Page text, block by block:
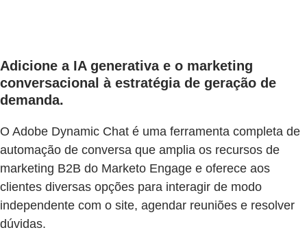
Adicione a IA generativa e o marketing
conversacional à estratégia de geração de
demanda.
O Adobe Dynamic Chat é uma ferramenta completa de
automação de conversa que amplia os recursos de
marketing B2B do Marketo Engage e oferece aos
clientes diversas opções para interagir de modo
independente com o site, agendar reuniões e resolver
dúvidas.